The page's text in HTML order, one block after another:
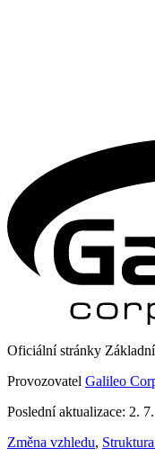
Oficiální stránky
Provozovatel Galileo
Poslední aktualizace: 2.
Změna vzhledu,